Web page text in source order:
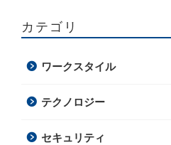
カテゴリ
ワークスタイル
テクノロジー
セキュリティ